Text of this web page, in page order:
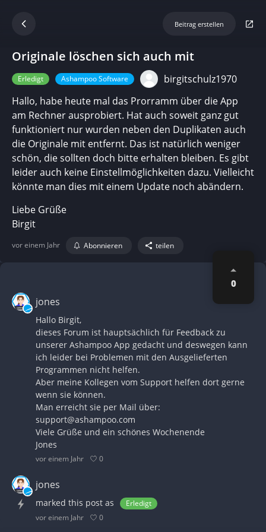
Beitrag erstellen
Originale löschen sich auch mit
Erledigt Ashampoo Software
birgitschulz1970
Hallo, habe heute mal das Prorramm über die App
am Rechner ausprobiert. Hat auch soweit ganz gut
funktioniert nur wurden neben den Duplikaten auch
die Originale mit entfernt. Das ist natürlich weniger
schön, die sollten doch bitte erhalten bleiben. Es gibt
leider auch keine Einstellmöglichkeiten dazu. Vielleicht
könnte man dies mit einem Update noch abändern.
Liebe Grüße
Birgit
vor einem Jahr Abonnieren teilen
0
jones
Hallo Birgit,
dieses Forum ist hauptsächlich für Feedback zu
unserer Ashampoo App gedacht und deswegen kann
ich leider bei Problemen mit den Ausgelieferten
Programmen nicht helfen.
Aber meine Kollegen vom Support helfen dort gerne
wenn sie können.
Man erreicht sie per Mail über:
support@ashampoo.com
Viele Grüße und ein schönes Wochenende
Jones
vor einem Jahr 0
jones
marked this post as
Erledigt
vor einem Jahr
0